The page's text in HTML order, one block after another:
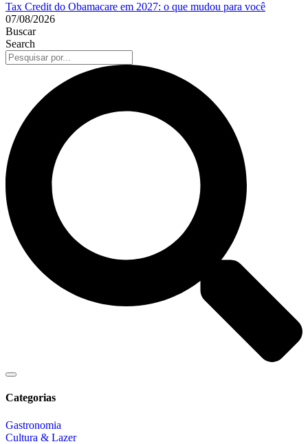
Tax Credit do Obamacare em 2027: o que mudou para você
07/08/2026
Buscar
Search
Categorias
Gastronomia
Cultura & Lazer